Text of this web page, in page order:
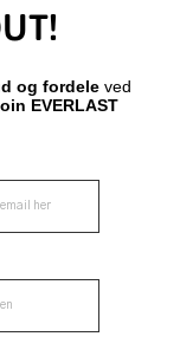
og fordele ved
EVERLAST